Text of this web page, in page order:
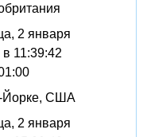
2 января
в 11:39:42
Йорке, США
2 января